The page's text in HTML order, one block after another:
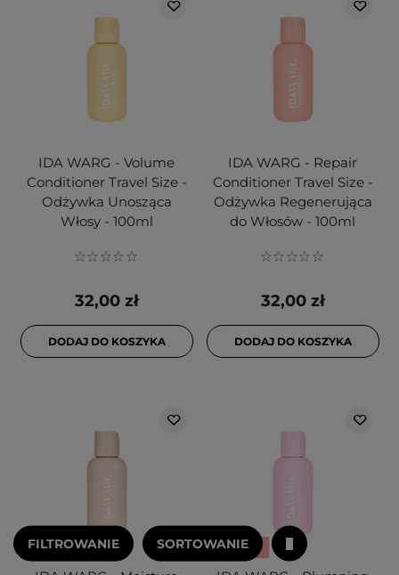
IDA WARG - Volume
Conditioner Travel Size -
Odżywka Unosząca
Włosy - 100ml
32,00 zł
DODAJ DO KOSZYKA
IDA WARG - Repair
Conditioner Travel Size -
Odżywka Regenerująca
do Włosów - 100ml
32,00 zł
DODAJ DO KOSZYKA
PROMOCJA PROMOCJA
FILTROWANIE SORTOWANIE